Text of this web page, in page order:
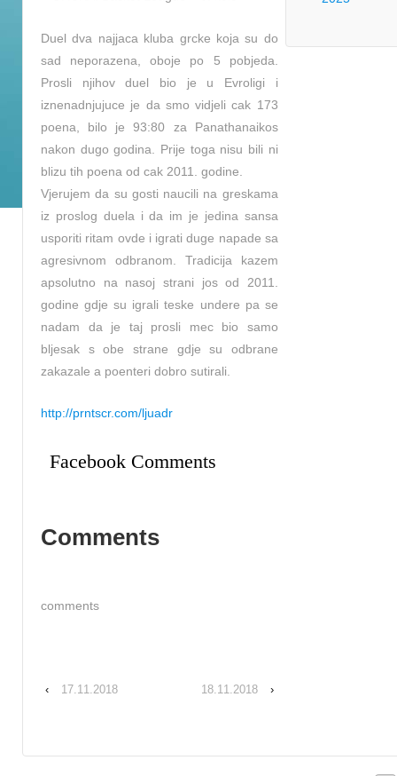
Duel dva najjaca kluba grcke koja su do
sad neporazena, oboje po 5 pobjeda.
Prosli njihov duel bio je u Evroligi i
iznenadnjujuce je da smo vidjeli cak 173
poena, bilo je 93:80 za Panathanaikos
nakon dugo godina. Prije toga nisu bili ni
blizu tih poena od cak 2011. godine.
Vjerujem da su gosti naucili na greskama
iz proslog duela i da im je jedina sansa
usporiti ritam ovde i igrati duge napade sa
agresivnom odbranom. Tradicija kazem
apsolutno na nasoj strani jos od 2011.
godine gdje su igrali teske undere pa se
nadam da je taj prosli mec bio samo
bljesak s obe strane gdje su odbrane
zakazale a poenteri dobro sutirali.
http://prntscr.com/ljuadr
Facebook Comments
Comments
comments
‹ 17.11.2018 18.11.2018 ›